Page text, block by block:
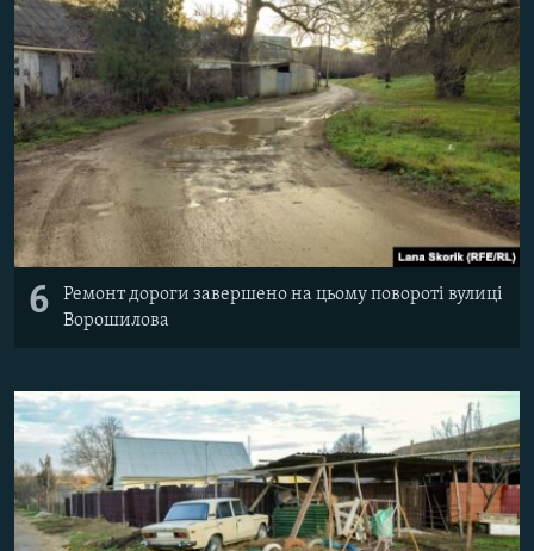
6
Ремонт дороги завершено на цьому повороті вулиці
Ворошилова